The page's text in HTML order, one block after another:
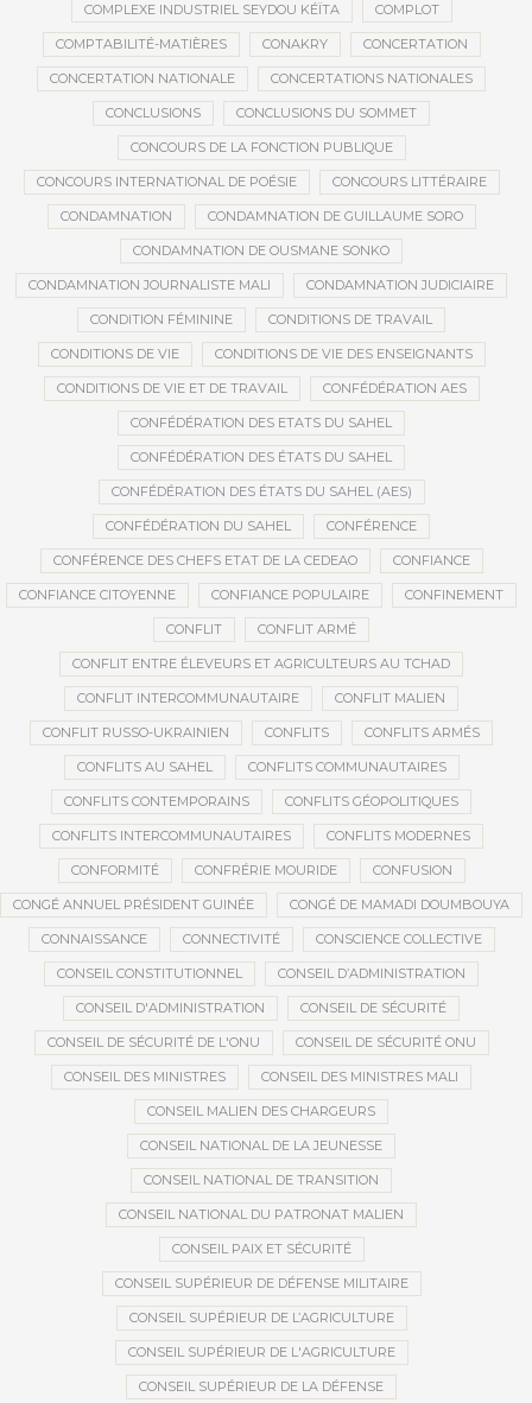
COMPLEXE INDUSTRIEL SEYDOU KÉÏTA COMPLOT
COMPTABILITÉ-MATIÈRES CONAKRY CONCERTATION
CONCERTATION NATIONALE CONCERTATIONS NATIONALES
CONCLUSIONS CONCLUSIONS DU SOMMET
CONCOURS DE LA FONCTION PUBLIQUE
CONCOURS INTERNATIONAL DE POÉSIE CONCOURS LITTÉRAIRE
CONDAMNATION CONDAMNATION DE GUILLAUME SORO
CONDAMNATION DE OUSMANE SONKO
CONDAMNATION JOURNALISTE MALI CONDAMNATION JUDICIAIRE
CONDITION FÉMININE CONDITIONS DE TRAVAIL
CONDITIONS DE VIE CONDITIONS DE VIE DES ENSEIGNANTS
CONDITIONS DE VIE ET DE TRAVAIL CONFÉDÉRATION AES
CONFÉDÉRATION DES ETATS DU SAHEL
CONFÉDÉRATION DES ÉTATS DU SAHEL
CONFÉDÉRATION DES ÉTATS DU SAHEL (AES)
CONFÉDÉRATION DU SAHEL CONFÉRENCE
CONFÉRENCE DES CHEFS ETAT DE LA CEDEAO CONFIANCE
CONFIANCE CITOYENNE CONFIANCE POPULAIRE CONFINEMENT
CONFLIT CONFLIT ARMÉ
CONFLIT ENTRE ÉLEVEURS ET AGRICULTEURS AU TCHAD
CONFLIT INTERCOMMUNAUTAIRE CONFLIT MALIEN
CONFLIT RUSSO-UKRAINIEN CONFLITS CONFLITS ARMÉS
CONFLITS AU SAHEL CONFLITS COMMUNAUTAIRES
CONFLITS CONTEMPORAINS CONFLITS GÉOPOLITIQUES
CONFLITS INTERCOMMUNAUTAIRES CONFLITS MODERNES
CONFORMITÉ CONFRÉRIE MOURIDE CONFUSION
CONGÉ ANNUEL PRÉSIDENT GUINÉE CONGÉ DE MAMADI DOUMBOUYA
CONNAISSANCE CONNECTIVITÉ CONSCIENCE COLLECTIVE
CONSEIL CONSTITUTIONNEL CONSEIL D’ADMINISTRATION
CONSEIL D'ADMINISTRATION CONSEIL DE SÉCURITÉ
CONSEIL DE SÉCURITÉ DE L'ONU CONSEIL DE SÉCURITÉ ONU
CONSEIL DES MINISTRES CONSEIL DES MINISTRES MALI
CONSEIL MALIEN DES CHARGEURS
CONSEIL NATIONAL DE LA JEUNESSE
CONSEIL NATIONAL DE TRANSITION
CONSEIL NATIONAL DU PATRONAT MALIEN
CONSEIL PAIX ET SÉCURITÉ
CONSEIL SUPÉRIEUR DE DÉFENSE MILITAIRE
CONSEIL SUPÉRIEUR DE L’AGRICULTURE
CONSEIL SUPÉRIEUR DE L'AGRICULTURE
CONSEIL SUPÉRIEUR DE LA DÉFENSE